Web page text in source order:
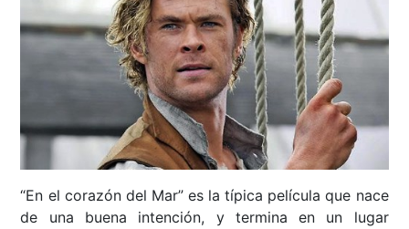
“En el corazón del Mar” es la típica película que nace
de una buena intención, y termina en un lugar